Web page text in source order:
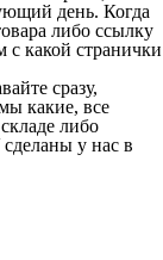
день. Когда
либо ссылку
с какой странички
сразу,
какие, все
либо
у нас в